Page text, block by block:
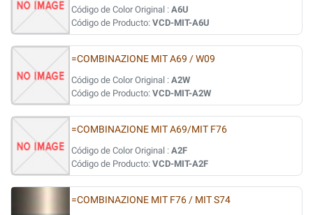
Código de Color Original : A6U
Código de Producto: VCD-MIT-A6U
=COMBINAZIONE MIT A69 / W09
Código de Color Original : A2W
Código de Producto: VCD-MIT-A2W
=COMBINAZIONE MIT A69/MIT F76
Código de Color Original : A2F
Código de Producto: VCD-MIT-A2F
=COMBINAZIONE MIT F76 / MIT S74